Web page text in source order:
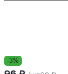
-3%